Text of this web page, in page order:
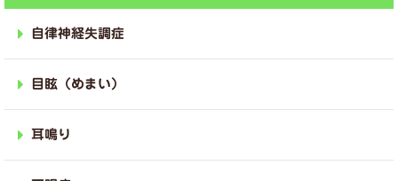
自律神経失調症
目眩（めまい）
耳鳴り